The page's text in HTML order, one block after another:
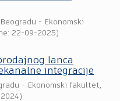
- Ekonomski
22-09-2025)
lanca
integracije
- Ekonomski fakultet,